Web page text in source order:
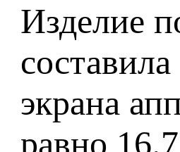
Изделие
экрана
равно